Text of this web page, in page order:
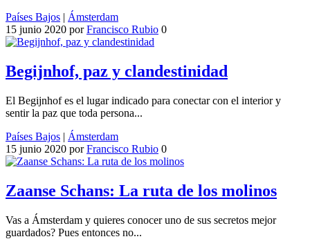
Países Bajos | Ámsterdam
15 junio 2020 porFrancisco Rubio 0
Begijnhof, paz y clandestinidad
El Begijnhof es el lugar indicado para conectar con el interior y
sentir la paz que toda persona...
Países Bajos | Ámsterdam
15 junio 2020 porFrancisco Rubio 0
Zaanse Schans: La ruta de los molinos
Vas a Ámsterdam y quieres conocer uno de sus secretos mejor
guardados? Pues entonces no...